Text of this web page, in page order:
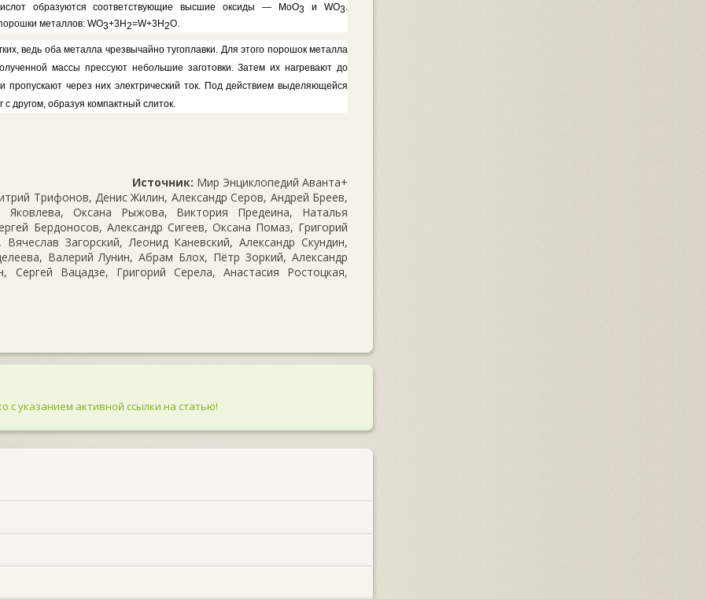
образуются со­ответствующие высшие оксиды — МоО3 иWO3
металлов: WO3+3Н2=W+3Н2О.
ведь оба металла чрезвычайно тугоплавки. Для этого порошок металла
массы прессуют неболь­шие заготовки. Затем их нагревают до
пропускают через них электрический ток. Под действи­ем выделяющейся
другом, образуя компактный слиток.
Источник: Мир Энциклопедий Аванта+
Трифонов, Денис Жилин, Александр Серов, Андрей Бреев,
Оксана Рыжова, Виктория Предеина, Наталья
Бердоносов, Александр Сигеев, Оксана Помаз, Григорий
Загорский, Леонид Каневский, Александр Скундин,
Валерий Лунин, Абрам Блох, Пётр Зоркий, Александр
Вацадзе, Григорий Серела, Анастасия Ростоцкая,
с указанием активной ссылки на статью!